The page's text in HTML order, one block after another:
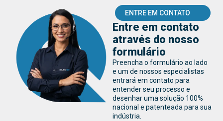
ENTRE EM CONTATO
Entre em contato
através do nosso
formulário
Preencha o formulário ao lado
e um de nossos especialistas
entrará em contato para
entender seu processo e
desenhar uma solução 100%
nacional e patenteada para sua
indústria.